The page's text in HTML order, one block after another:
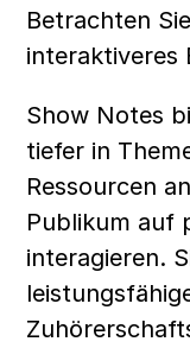
Betrachten
interaktiveres
Show Notes
tiefer in
Ressourcen
Publikum auf
interagieren.